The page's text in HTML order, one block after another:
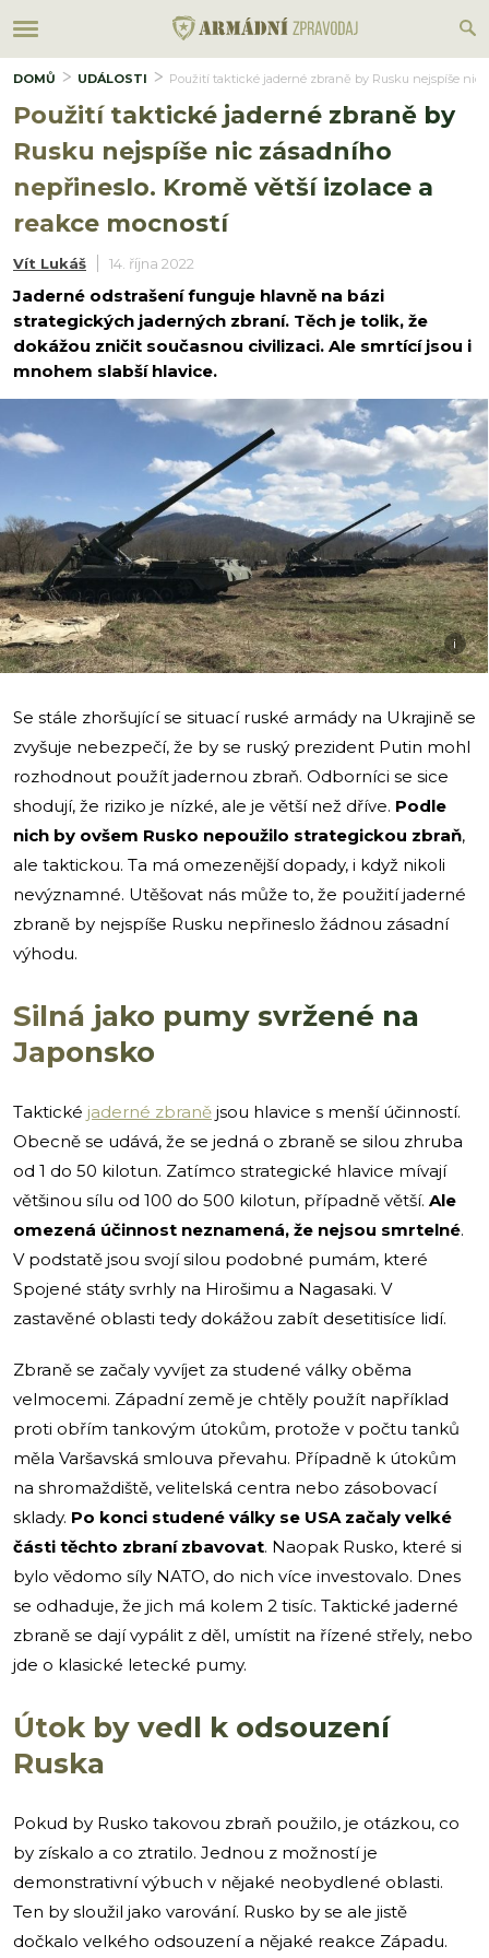
DOMŮ UDÁLOSTI Použití taktické jaderné zbraně by Rusku nejspíše nic
Použití taktické jaderné zbraně by
Rusku nejspíše nic zásadního
nepřineslo. Kromě větší izolace a
reakce mocností
Vít Lukáš 14. října 2022
Jaderné odstrašení funguje hlavně na bázi
strategických jaderných zbraní. Těch je tolik, že
dokážou zničit současnou civilizaci. Ale smrtící jsou i
mnohem slabší hlavice.
i
Se stále zhoršující se situací ruské armády na Ukrajině se
zvyšuje nebezpečí, že by se ruský prezident Putin mohl
rozhodnout použít jadernou zbraň. Odborníci se sice
shodují, že riziko je nízké, ale je větší než dříve. Podle
nich by ovšem Rusko nepoužilo strategickou zbraň,
ale taktickou. Ta má omezenější dopady, i když nikoli
nevýznamné. Utěšovat nás může to, že použití jaderné
zbraně by nejspíše Rusku nepřineslo žádnou zásadní
výhodu.
Silná jako pumy svržené na
Japonsko
Taktické jaderné zbraně jsou hlavice s menší účinností.
Obecně se udává, že se jedná o zbraně se silou zhruba
od 1 do 50 kilotun. Zatímco strategické hlavice mívají
většinou sílu od 100 do 500 kilotun, případně větší. Ale
omezená účinnost neznamená, že nejsou smrtelné.
V podstatě jsou svojí silou podobné pumám, které
Spojené státy svrhly na Hirošimu a Nagasaki. V
zastavěné oblasti tedy dokážou zabít desetitisíce lidí.
Zbraně se začaly vyvíjet za studené války oběma
velmocemi. Západní země je chtěly použít například
proti obřím tankovým útokům, protože v počtu tanků
měla Varšavská smlouva převahu. Případně k útokům
na shromaždiště, velitelská centra nebo zásobovací
sklady. Po konci studené války se USA začaly velké
části těchto zbraní zbavovat. Naopak Rusko, které si
bylo vědomo síly NATO, do nich více investovalo. Dnes
se odhaduje, že jich má kolem 2 tisíc. Taktické jaderné
zbraně se dají vypálit z děl, umístit na řízené střely, nebo
jde o klasické letecké pumy.
Útok by vedl k odsouzení
Ruska
Pokud by Rusko takovou zbraň použilo, je otázkou, co
by získalo a co ztratilo. Jednou z možností je
demonstrativní výbuch v nějaké neobydlené oblasti.
Ten by sloužil jako varování. Rusko by se ale jistě
dočkalo velkého odsouzení a nějaké reakce Západu.